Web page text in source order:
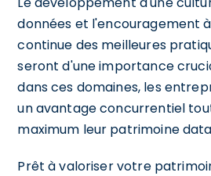
données et l'encouragement
continue des meilleures
seront d'une importance
dans ces domaines, les
un avantage concurrentiel
maximum leur patrimoine
Prêt à valoriser votre